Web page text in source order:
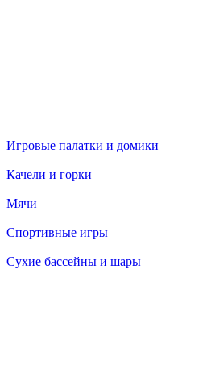
Игровые палатки и домики
Качели и горки
Мячи
Спортивные игры
Сухие бассейны и шары